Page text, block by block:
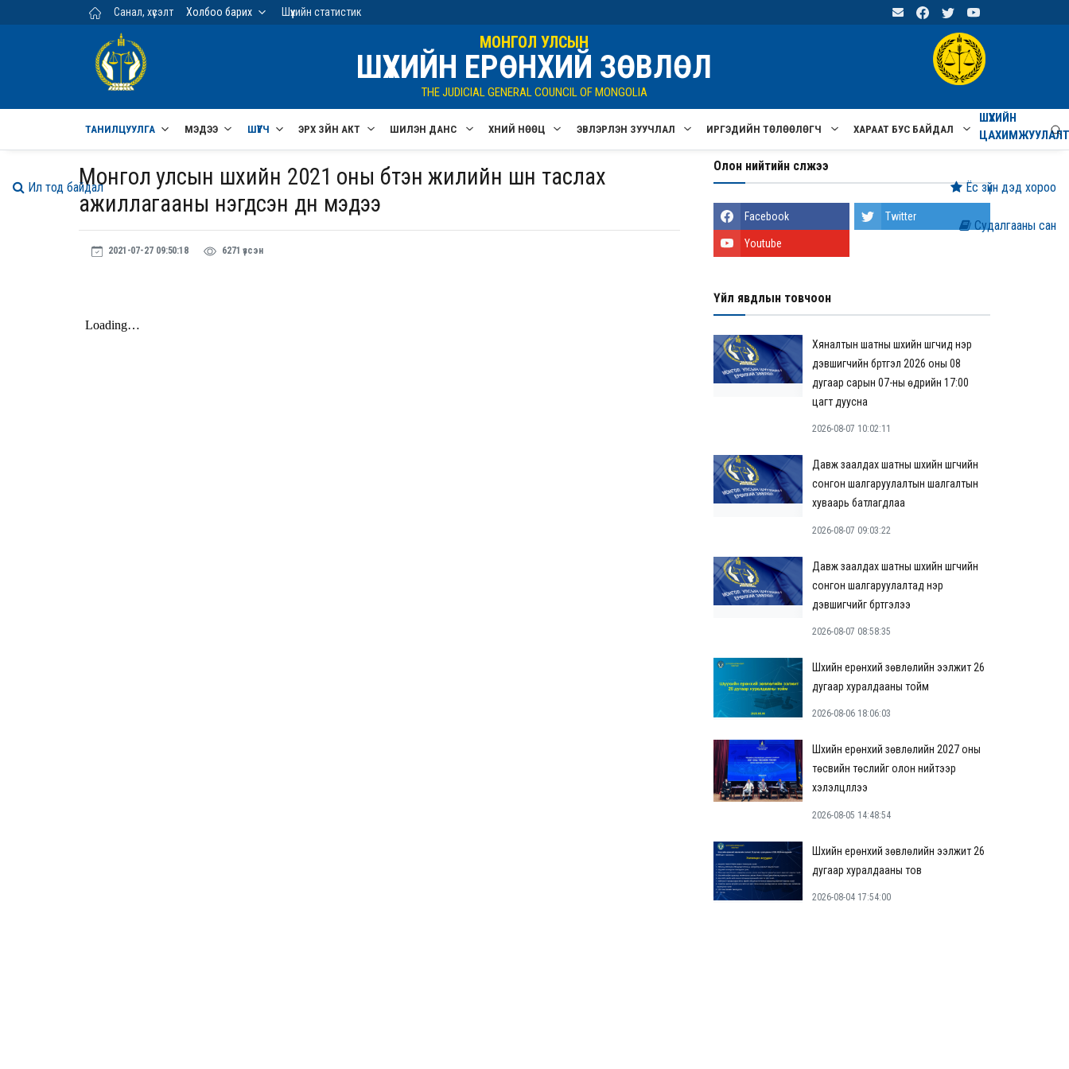
Үндсэн агуулга руу шилжих
Санал, хүсэлт Холбоо барих Шүүхийн статистик
МОНГОЛ УЛСЫН
ШҮҮХИЙН ЕРӨНХИЙ ЗӨВЛӨЛ
THE JUDICIAL GENERAL COUNCIL OF MONGOLIA
ТАНИЛЦУУЛГА МЭДЭЭ ШҮҮГЧ ЭРХ ЗҮЙН АКТ ШИЛЭН ДАНС ХҮНИЙ НӨӨЦ ЭВЛЭРҮҮЛЭН ЗУУЧЛАЛ ИРГЭДИЙН ТӨЛӨӨЛӨГЧ ХАРААТ БУС БАЙДАЛ
ШҮҮХИЙН
Монгол улсын шүүхийн 2021 оны бүтэн жилийн шүүн таслах
ажиллагааны нэгдсэн дүн мэдээ
2021-07-27 09:50:18 6271 үзсэн
Олон нийтийн сүлжээ
Facebook Twitter
Youtube
Үйл явдлын товчоон
Хяналтын шатны шүүхийн шүүгчид нэр
дэвшигчийн бүртгэл 2026 оны 08
дугаар сарын 07-ны өдрийн 17:00
цагт дуусна
2026-08-07 10:02:11
Давж заалдах шатны шүүхийн шүүгчийн
сонгон шалгаруулалтын шалгалтын
хуваарь батлагдлаа
2026-08-07 09:03:22
Давж заалдах шатны шүүхийн шүүгчийн
сонгон шалгаруулалтад нэр
дэвшигчийг бүртгэлээ
2026-08-07 08:58:35
Шүүхийн ерөнхий зөвлөлийн ээлжит 26
дугаар хуралдааны тойм
2026-08-06 18:06:03
Шүүхийн ерөнхий зөвлөлийн 2027 оны
төсвийн төслийг олон нийтээр
хэлэлцүүллээ
2026-08-05 14:48:54
Шүүхийн ерөнхий зөвлөлийн ээлжит 26
дугаар хуралдааны тов
2026-08-04 17:54:00
Судалгааны сан
Ёс зүйн дэд хороо
Ил тод байдал